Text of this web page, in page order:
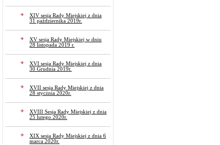
XIV sesja Rady Miejskiej z dnia
31 października 2019r.
XV sesja Rady Miejskiej w dniu
28 listopada 2019 r.
XVI sesja Rady Miejskiej z dnia
30 Grudnia 2019r.
XVII sesja Rady Miejskiej z dnia
28 stycznia 2020r.
XVIII Sesja Rady Miejskiej z dnia
25 lutego 2020r.
XIX sesja Rady Miejskiej z dnia 6
marca 2020r.